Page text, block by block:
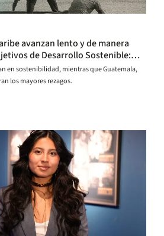
avanzan lento y de manera
de Desarrollo Sostenible:
la región
en sostenibilidad, mientras que Guatemala,
los mayores rezagos.